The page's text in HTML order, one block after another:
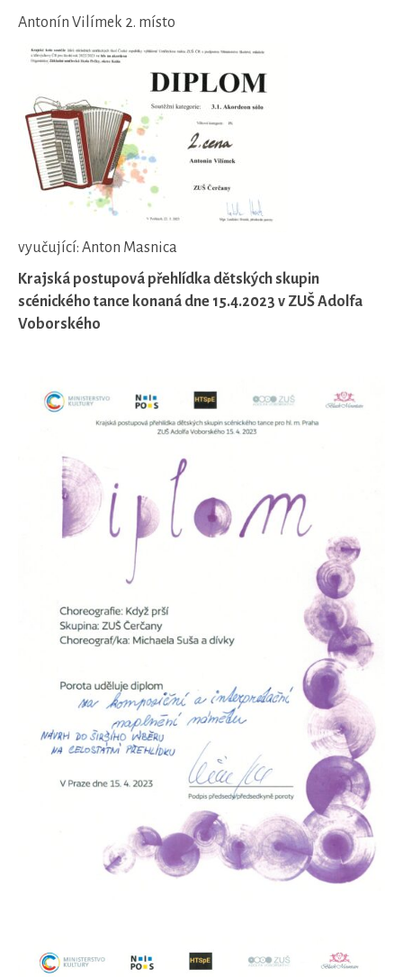
Antonín Vilímek 2. místo
vyučující: Anton Masnica
Krajská postupová přehlídka dětských skupin
scénického tance konaná dne 15.4.2023 v ZUŠ Adolfa
Voborského